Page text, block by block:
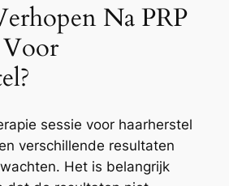
Na PRP
sessie voor haarherstel
verschillende resultaten
Het is belangrijk